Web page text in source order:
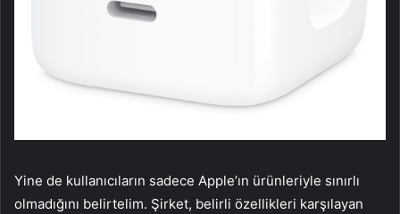
Yine de kullanıcıların sadece Apple’ın ürünleriyle sınırlı
olmadığını belirtelim. Şirket, belirli özellikleri karşılayan